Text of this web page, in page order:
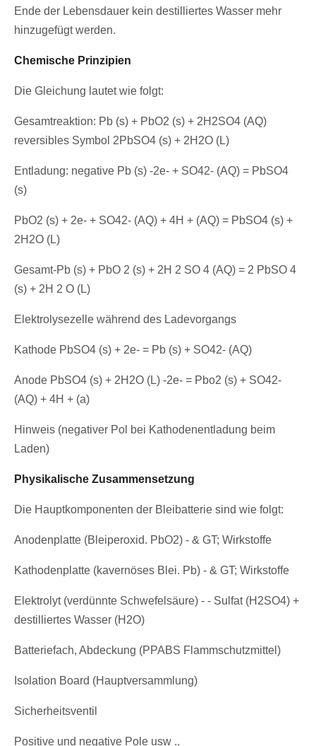
Ende der Lebensdauer kein destilliertes Wasser mehr
hinzugefügt werden.
Chemische Prinzipien
Die Gleichung lautet wie folgt:
Gesamtreaktion: Pb (s) + PbO2 (s) + 2H2SO4 (AQ)
reversibles Symbol 2PbSO4 (s) + 2H2O (L)
Entladung: negative Pb (s) -2e- + SO42- (AQ) = PbSO4
(s)
PbO2 (s) + 2e- + SO42- (AQ) + 4H + (AQ) = PbSO4 (s) +
2H2O (L)
Gesamt-Pb (s) + PbO 2 (s) + 2H 2 SO 4 (AQ) = 2 PbSO 4
(s) + 2H 2 O (L)
Elektrolysezelle während des Ladevorgangs
Kathode PbSO4 (s) + 2e- = Pb (s) + SO42- (AQ)
Anode PbSO4 (s) + 2H2O (L) -2e- = Pbo2 (s) + SO42-
(AQ) + 4H + (a)
Hinweis (negativer Pol bei Kathodenentladung beim
Laden)
Physikalische Zusammensetzung
Die Hauptkomponenten der Bleibatterie sind wie folgt:
Anodenplatte (Bleiperoxid. PbO2) - & GT; Wirkstoffe
Kathodenplatte (kavernöses Blei. Pb) - & GT; Wirkstoffe
Elektrolyt (verdünnte Schwefelsäure) - - Sulfat (H2SO4) +
destilliertes Wasser (H2O)
Batteriefach, Abdeckung (PPABS Flammschutzmittel)
Isolation Board (Hauptversammlung)
Sicherheitsventil
Positive und negative Pole usw ..